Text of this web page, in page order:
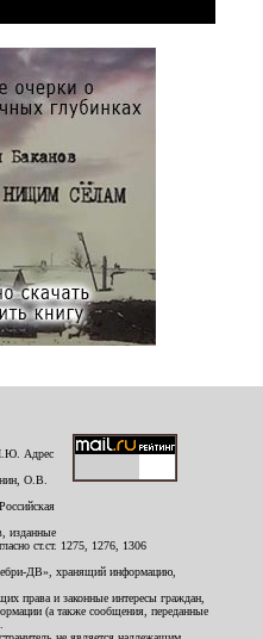
Адрес
О.В.
изданные
ст.ст. 1275, 1276, 1306
ДВ», хранящий информацию,
права и законные интересы граждан,
(а также сообщения, переданные